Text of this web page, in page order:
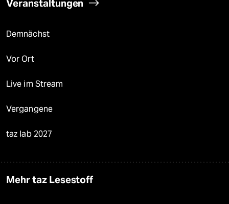
Veranstaltungen
Demnächst
Vor Ort
Live im Stream
Vergangene
taz lab 2027
Mehr taz Lesestoff